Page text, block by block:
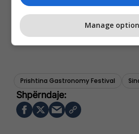
Prishtina Gastronomy Festival
Manage